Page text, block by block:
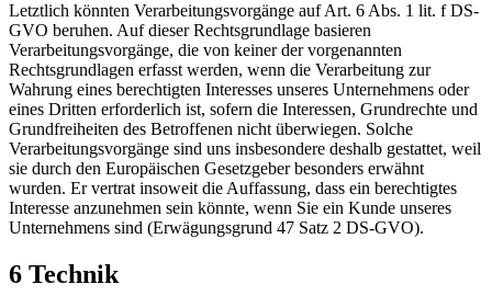
Letztlich könnten Verarbeitungsvorgänge auf Art. 6 Abs. 1 lit. f DS-
GVO beruhen. Auf dieser Rechtsgrundlage basieren
Verarbeitungsvorgänge, die von keiner der vorgenannten
Rechtsgrundlagen erfasst werden, wenn die Verarbeitung zur
Wahrung eines berechtigten Interesses unseres Unternehmens oder
eines Dritten erforderlich ist, sofern die Interessen, Grundrechte und
Grundfreiheiten des Betroffenen nicht überwiegen. Solche
Verarbeitungsvorgänge sind uns insbesondere deshalb gestattet, weil
sie durch den Europäischen Gesetzgeber besonders erwähnt
wurden. Er vertrat insoweit die Auffassung, dass ein berechtigtes
Interesse anzunehmen sein könnte, wenn Sie ein Kunde unseres
Unternehmens sind (Erwägungsgrund 47 Satz 2 DS-GVO).
6 Technik